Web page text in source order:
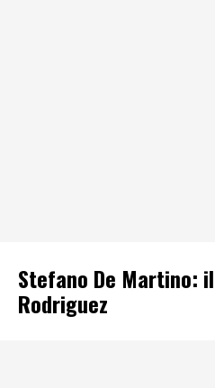
Stefano De Martino:
Rodriguez